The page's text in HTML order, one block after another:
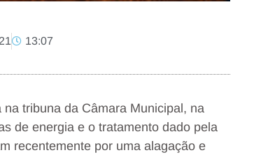
13:07
tribuna da Câmara Municipal, na
de energia e o tratamento dado pela
recentemente por uma alagação e